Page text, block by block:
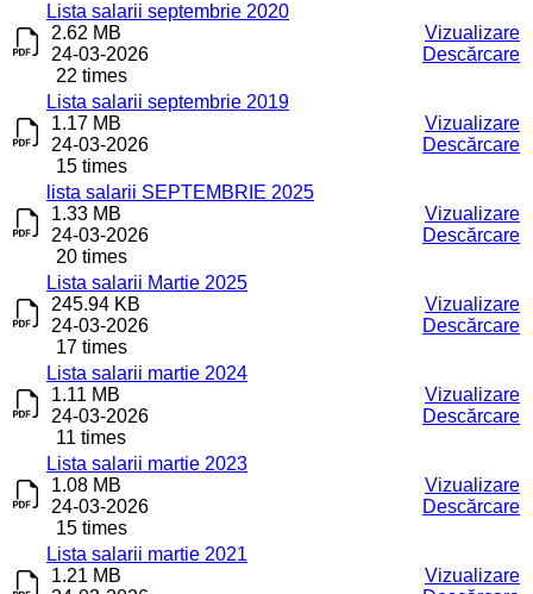
Lista salarii septembrie 2020
2.62 MB
24-03-2026
22 times
Vizualizare
Descărcare
Lista salarii septembrie 2019
1.17 MB
24-03-2026
15 times
Vizualizare
Descărcare
lista salarii SEPTEMBRIE 2025
1.33 MB
24-03-2026
20 times
Vizualizare
Descărcare
Lista salarii Martie 2025
245.94 KB
24-03-2026
17 times
Vizualizare
Descărcare
Lista salarii martie 2024
1.11 MB
24-03-2026
11 times
Vizualizare
Descărcare
Lista salarii martie 2023
1.08 MB
24-03-2026
15 times
Vizualizare
Descărcare
Lista salarii martie 2021
1.21 MB
Vizualizare